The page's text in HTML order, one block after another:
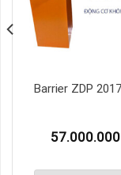
Barrier ZDP
57.000.000